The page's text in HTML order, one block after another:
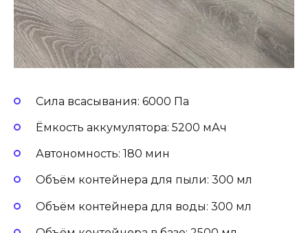
Сила всасывания: 6000 Па
Ёмкость аккумулятора: 5200 мАч
Автономность: 180 мин
Объём контейнера для пыли: 300 мл
Объём контейнера для воды: 300 мл